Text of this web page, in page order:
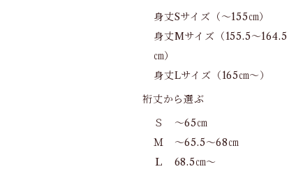
身丈Sサイズ（～155㎝）
身丈Mサイズ（155.5～164.5
㎝）
身丈Lサイズ（165㎝～）
裄丈から選ぶ
Ｓ ～65㎝
Ｍ ～65.5～68㎝
Ｌ 68.5㎝～